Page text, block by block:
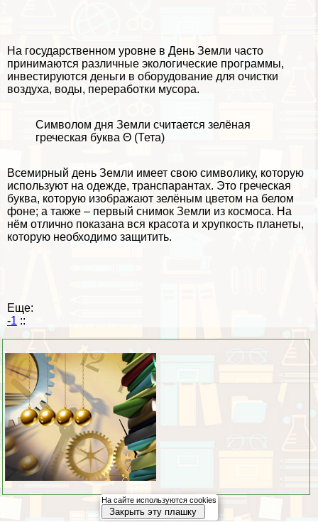
На государственном уровне в День Земли часто
принимаются различные экологические программы,
инвестируются деньги в оборудование для очистки
воздуха, воды, переработки мусора.
Символом дня Земли считается зелёная
греческая буква Θ (Тета)
Всемирный день Земли имеет свою символику, которую
используют на одежде, трaнcпарантах. Это греческая
буква, которую изображают зелёным цветом на белом
фоне; а также – первый снимок Земли из космоса. На
нём отлично показана вся красота и хрупкость планеты,
которую необходимо защитить.
Еще:
-1 ::
На сайте используются cookies
Закрыть эту плашку